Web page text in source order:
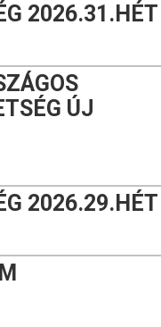
2026.31.HÉT
ÚJ
2026.29.HÉT